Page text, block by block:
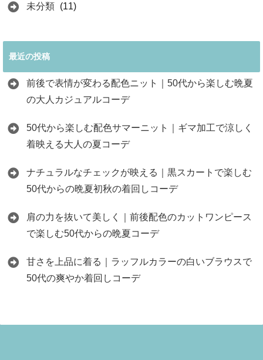
未分類 (11)
最近の投稿
前後で表情が変わる配色ニット｜50代から楽しむ晩夏
の大人カジュアルコーデ
50代から楽しむ配色サマーニット｜ギマ加工で涼しく
着映える大人の夏コーデ
ナチュラルなチェックが映える｜黒スカートで楽しむ
50代からの晩夏初秋の着回しコーデ
肩の力を抜いて美しく｜前後配色のカットワンピース
で楽しむ50代からの晩夏コーデ
甘さを上品に着る｜ラッフルカラーの白いブラウスで
50代の爽やか着回しコーデ